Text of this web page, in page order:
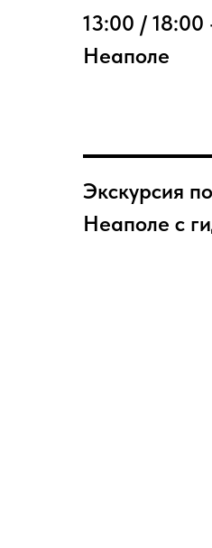
13:00 /
Неаполе
Экскурсия
Неаполе с